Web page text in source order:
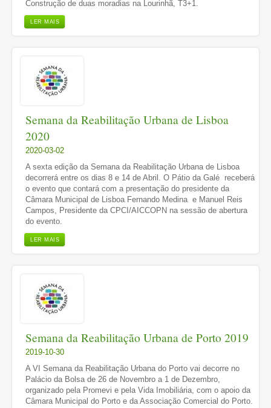
Construção de duas moradias na Lourinhã, T3+1.
LER MAIS
Semana da Reabilitação Urbana de Lisboa
2020
2020-03-02
A sexta edição da Semana da Reabilitação Urbana de Lisboa
decorrerá entre os dias 8 e 14 de Abril. O Pátio da Galé receberá
o evento que contará com a presentação do presidente da
Câmara Municipal de Lisboa Fernando Medina e Manuel Reis
Campos, Presidente da CPCI/AICCOPN na sessão de abertura
do evento.
LER MAIS
Semana da Reabilitação Urbana de Porto 2019
2019-10-30
A VI Semana da Reabilitação Urbana do Porto vai decorre no
Palácio da Bolsa de 26 de Novembro a 1 de Dezembro,
organizado pela Promevi e pela Vida Imobiliária, com o apoio da
Câmara Municipal do Porto e da Associação Comercial do Porto.